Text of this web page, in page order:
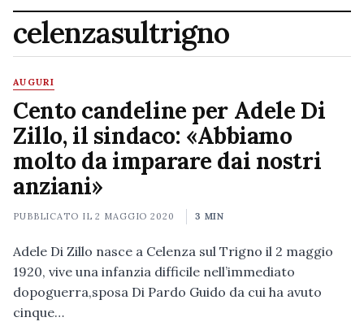
celenzasultrigno
AUGURI
Cento candeline per Adele Di
Zillo, il sindaco: «Abbiamo
molto da imparare dai nostri
anziani»
PUBBLICATO IL2 MAGGIO 2020 3 MIN
Adele Di Zillo nasce a Celenza sul Trigno il 2 maggio
1920, vive una infanzia difficile nell’immediato
dopoguerra,sposa Di Pardo Guido da cui ha avuto
cinque…